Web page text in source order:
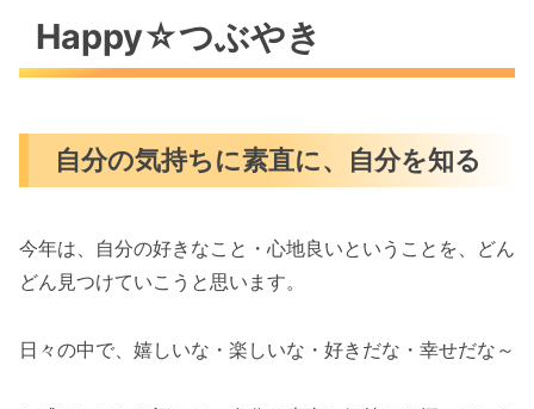
Happy☆つぶやき
自分の気持ちに素直に、自分を知る
今年は、自分の好きなこと・心地良いということを、どん
どん見つけていこうと思います。
日々の中で、嬉しいな・楽しいな・好きだな・幸せだな～